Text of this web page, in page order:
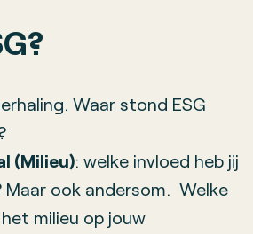
Waar stond ESG
(Milieu): welke invloed heb jij
Maar ook andersom. Welke
milieu op jouw